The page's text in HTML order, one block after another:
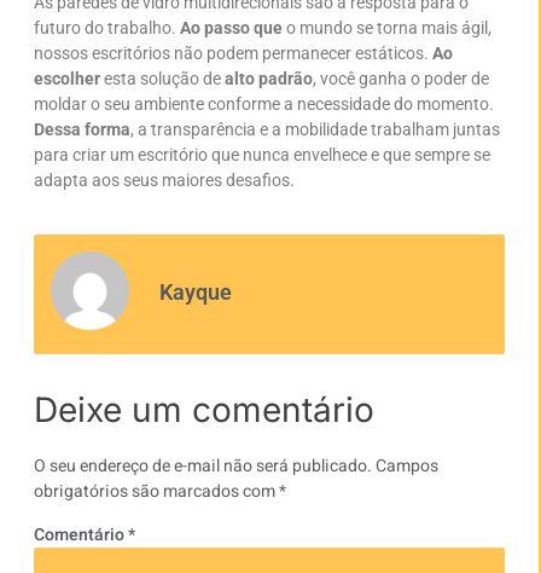
futuro do trabalho. Ao passo queo mundo se torna mais ágil,
nossos escritórios não podem permanecer estáticos. Ao
escolheresta solução dealto padrão, você ganha o poder de
moldar o seu ambiente conforme a necessidade do momento.
Dessa forma, a transparência e a mobilidade trabalham juntas
para criar um escritório que nunca envelhece e que sempre se
adapta aos seus maiores desafios.
Kayque
Deixe um comentário
O seu endereço de e-mail não será publicado.Campos
obrigatórios são marcados com*
Comentário*